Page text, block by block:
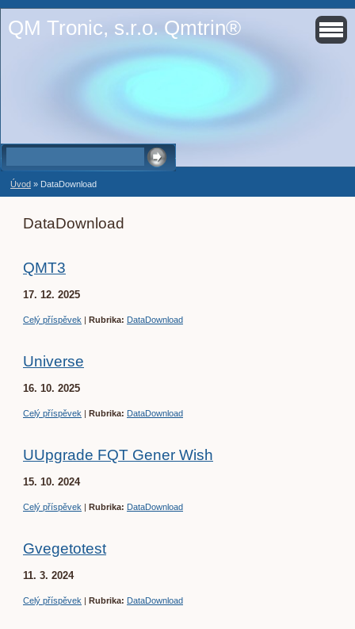
QM Tronic, s.r.o. Qmtrin®
Úvod » DataDownload
DataDownload
QMT3
17. 12. 2025
Celý příspěvek | Rubrika: DataDownload
Universe
16. 10. 2025
Celý příspěvek | Rubrika: DataDownload
UUpgrade FQT Gener Wish
15. 10. 2024
Celý příspěvek | Rubrika: DataDownload
Gvegetotest
11. 3. 2024
Celý příspěvek | Rubrika: DataDownload